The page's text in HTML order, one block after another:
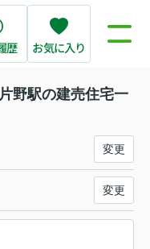
歴 お気に入り
野駅の建売住宅一
変更
変更